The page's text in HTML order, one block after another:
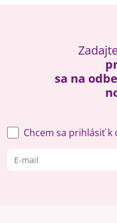
sa na
Chcem sa prihlásiť